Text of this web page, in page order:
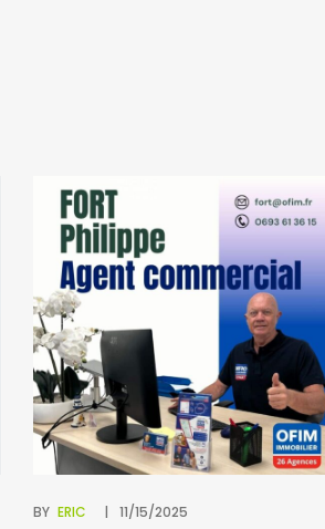
BY ERIC 11/15/2025